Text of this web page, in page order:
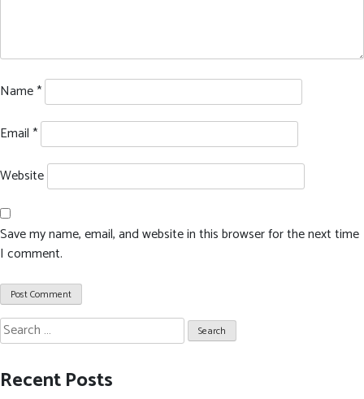
Name*
Email*
Website
Save my name, email, and website in this browser for the next time
I comment.
Search
for:
Recent Posts